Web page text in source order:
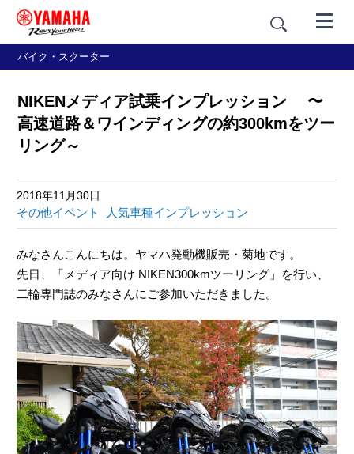
バイク・スクーター
NIKENメディア試乗インプレッション 〜
高速道路＆ワインディングの約300kmをツー
リング～
2018年11月30日
その他イベント 人気車種インプレッション
みなさんこんにちは。ヤマハ発動機販売・菊地です。
先日、「メディア向け NIKEN300kmツーリング」を行い、
二輪専門誌のみなさんにご参加いただきました。